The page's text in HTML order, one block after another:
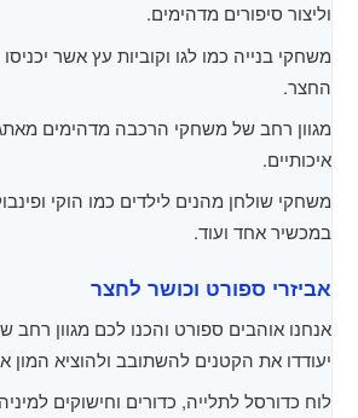
וליצור סיפורים מדהימים.
משחקי בנייה כמו לגו וקוביות עץ אשר
החצר.
מגוון רחב של משחקי הרכבה מדהימים
איכותיים.
משחקי שולחן מהנים לילדים כמו הוקי
במכשיר אחד ועוד.
אביזרי ספורט וכושר לחצר
אנחנו אוהבים ספורט והכנו לכם מגוון רחב
יעודדו את הקטנים להשתובב ולהוציא המון
לוח כדורסל לתלייה, כדורים וחישוקים